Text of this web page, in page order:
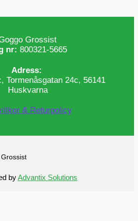
Grossist
nr: 800321-5665
Adress:
Tormenåsgatan 24c, 56141
Huskvarna
& Returpolicy
byAdvantix Solutions